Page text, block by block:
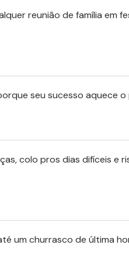
reunião de família em
seu sucesso aquece
colo pros dias difíceis e
um churrasco de última